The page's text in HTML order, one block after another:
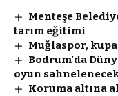
Menteşe
tarım eğitimi
Muğlaspor,
Bodrum’da
oyun
Koruma altına